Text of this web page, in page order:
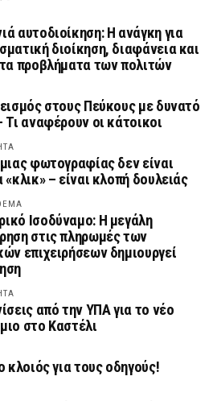
αυτοδιοίκηση: Η ανάγκη για
διοίκηση, διαφάνεια και
προβλήματα των πολιτών
στους Πεύκους με δυνατό
Τι αναφέρουν οι κάτοικοι
φωτογραφίας δεν είναι
– είναι κλοπή δουλειάς
Ισοδύναμο: Η μεγάλη
στις πληρωμές των
επιχειρήσεων δημιουργεί
από την ΥΠΑ για το νέο
στο Καστέλι
κλοιός για τους οδηγούς!